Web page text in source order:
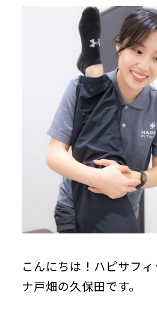
お客様の
お客様の
施設紹
お悩み別プ
ダイエットの
シェイプアップ
不調のお悩
筋力アップの
疲労回復のお
料金表
お知ら
ブログ
こんにちは！ハピサフ
ナ戸畑の久保田です。